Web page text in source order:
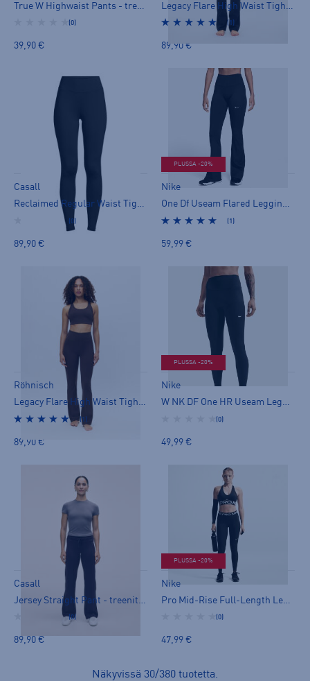
True W Highwaist Pants - treenitrikoot
(0)
39,90 €
Legacy Flare High Waist Tights - treenitrikoot
(1)
89,90 €
Casall
Reclaimed Regular Waist Tights - treenitrikoot
(0)
89,90 €
PLUSSA -20%
Nike
One Df Useam Flared Leggings - treenitrikoot
(1)
59,99 €
Röhnisch
Legacy Flare High Waist Tights - treenitrikoot
(1)
89,90 €
PLUSSA -20%
Nike
W NK DF One HR Useam Leggings - treenitrikoot
(0)
49,99 €
Casall
(0)
89,90 €
PLUSSA -20%
Nike
(0)
47,99 €
Näkyvissä 30/380 tuotetta.